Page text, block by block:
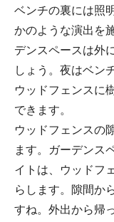
ベンチの裏には照
かのような演出を
デンスペースは外
しょう。夜はベン
ウッドフェンスに
できます。
ウッドフェンスの
ます。ガーデンス
イトは、ウッドフ
らします。隙間か
すね。外出から帰